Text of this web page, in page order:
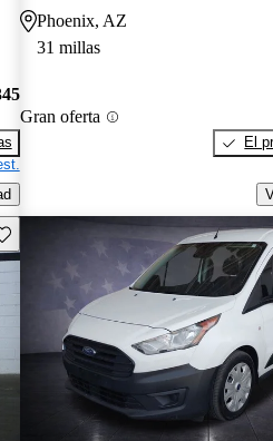
Phoenix, AZ
31 millas
Gran oferta
El
este Aviso